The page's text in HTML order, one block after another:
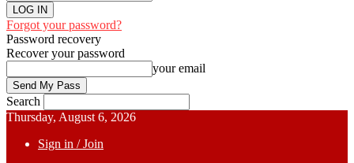
Forgot your password?
Password recovery
Recover your password
your email
Search
Thursday, August 6, 2026
Sign in / Join